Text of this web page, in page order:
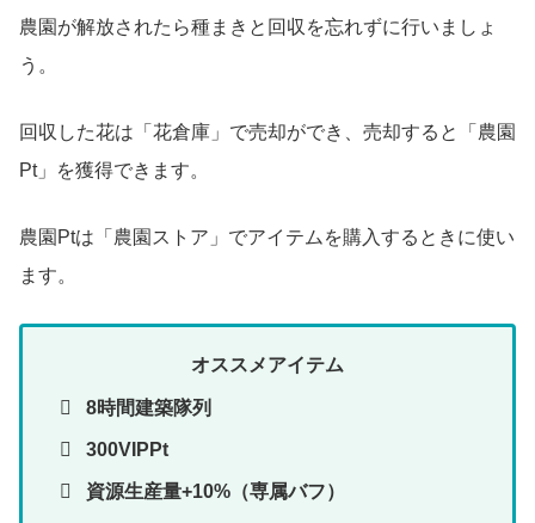
農園が解放されたら種まきと回収を忘れずに行いましょ
う。
回収した花は「花倉庫」で売却ができ、売却すると「農園
Pt」を獲得できます。
農園Ptは「農園ストア」でアイテムを購入するときに使い
ます。
オススメアイテム
8時間建築隊列
300VIPPt
資源生産量+10%（専属バフ）